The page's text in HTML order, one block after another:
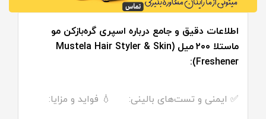
اطلاعات دقیق و جامع درباره اسپری گره‌بازکن مو
ماستلا ۲۰۰ میل (Mustela Hair Styler & Skin
Freshener):
✅ ایمنی و تست‌های بالینی: 💧 فواید و مزایا: